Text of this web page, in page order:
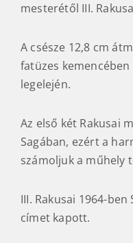
mesterétől III.
A csésze 12,8 cm
fatüzes
legelején.
Az első két Rakusai
Sagában, ezért a
számoljuk a műhely
III. Rakusai 1964-
címet kapott.